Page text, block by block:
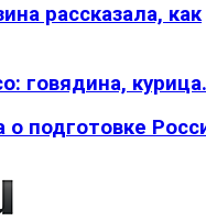
рассказала, как
говядина,
о подготовке